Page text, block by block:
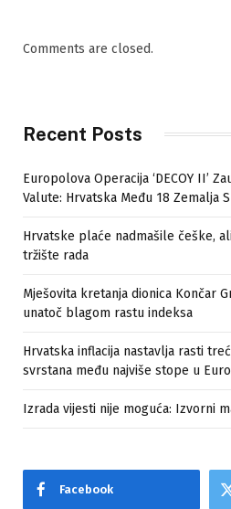
Comments are closed.
Recent Posts
Europolova Operacija ‘DECOY II’
Valute: Hrvatska Među 18 Zemalja
Hrvatske plaće nadmašile češke,
tržište rada
Mješovita kretanja dionica Končar
unatoč blagom rastu indeksa
Hrvatska inflacija nastavlja rasti
svrstana među najviše stope u
Izrada vijesti nije moguća: Izvorni
Facebook